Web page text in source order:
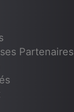
Partenaires